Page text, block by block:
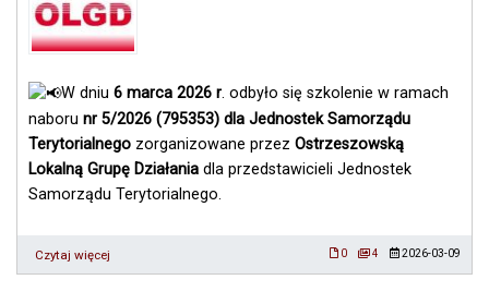
W dniu 6 marca 2026 r. odbyło się szkolenie w ramach
naboru nr 5/2026 (795353) dla Jednostek Samorządu
Terytorialnego zorganizowane przez Ostrzeszowską
Lokalną Grupę Działania dla przedstawicieli Jednostek
Samorządu Terytorialnego.
Czytaj więcej
Relacja
0 4 2026-03-09